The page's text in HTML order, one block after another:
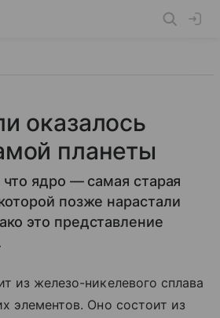
оказалось
планеты
что ядро — самая старая
позже нарастали
это представление
из железо-никелевого сплава
элементов. Оно состоит из